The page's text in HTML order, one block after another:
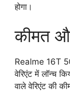
होगा।
कीमत
Realme 16T
वेरिएंट में लॉन्च
वाले वेरिएंट की